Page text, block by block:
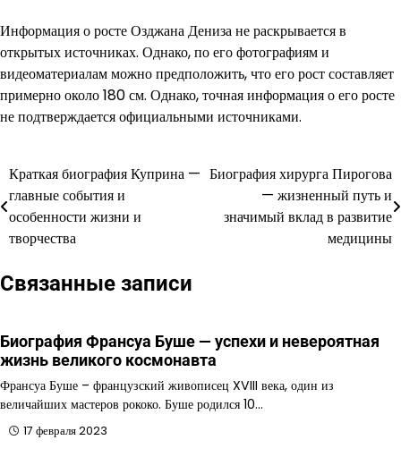
Информация о росте Озджана Дениза не раскрывается в
открытых источниках. Однако, по его фотографиям и
видеоматериалам можно предположить, что его рост составляет
примерно около 180 см. Однако, точная информация о его росте
не подтверждается официальными источниками.
Навигация
по
записям
Краткая биография Куприна —
главные события и
особенности жизни и
творчества
Биография хирурга Пирогова
— жизненный путь и
значимый вклад в развитие
медицины
Связанные записи
Биография Франсуа Буше — успехи и невероятная
жизнь великого космонавта
Франсуа Буше – французский живописец XVIII века, один из
величайших мастеров рококо. Буше родился 10…
17 февраля 2023